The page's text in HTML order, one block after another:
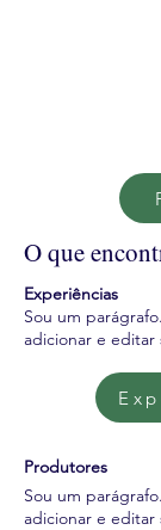
O que
Sou um
adicionar e
Experiências
Produtores
Sou um
adicionar e